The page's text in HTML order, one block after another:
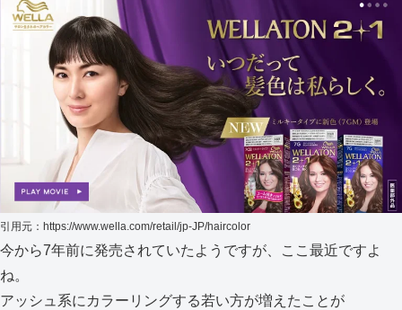
引用元：https://www.wella.com/retail/jp-JP/haircolor
今から7年前に発売されていたようですが、ここ最近ですよ
ね。
アッシュ系にカラーリングする若い方が増えたことが